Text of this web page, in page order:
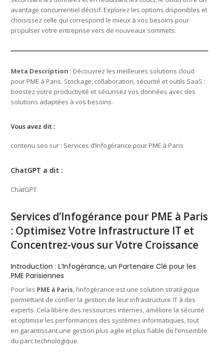
avantage concurrentiel décisif. Explorez les options disponibles et
choisissez celle qui correspond le mieux à vos besoins pour
propulser votre entreprise vers de nouveaux sommets.
Meta Description : Découvrez les meilleures solutions cloud
pour PME à Paris. Stockage, collaboration, sécurité et outils SaaS :
boostez votre productivité et sécurisez vos données avec des
solutions adaptées à vos besoins.
Vous avez dit :
contenu seo sur : Services d’Infogérance pour PME à Paris
ChatGPT a dit :
ChatGPT
Services d’Infogérance pour PME à Paris
: Optimisez Votre Infrastructure IT et
Concentrez-vous sur Votre Croissance
Introduction : L’Infogérance, un Partenaire Clé pour les
PME Parisiennes
Pour les PME à Paris, l’infogérance est une solution stratégique
permettant de confier la gestion de leur infrastructure IT à des
experts. Cela libère des ressources internes, améliore la sécurité
et optimise les performances des systèmes informatiques, tout
en garantissant une gestion plus agile et plus fiable de l’ensemble
du parc technologique.